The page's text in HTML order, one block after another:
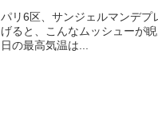
パリ6区、サンジェルマンデプ
げると、こんなムッシューが
日の最高気温は...